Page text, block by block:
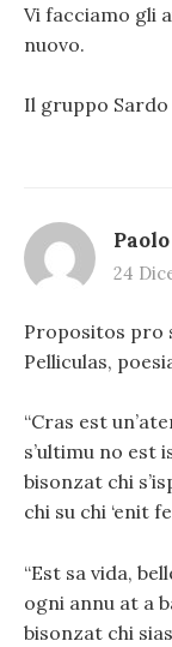
Vi facciamo gli
nuovo.
Il gruppo
24
Propositos pro
Pelliculas,
“Cras est
s’ultimu no est
bisonzat chi
chi su chi ‘enit
“Est sa vida,
ogni annu at a
bisonzat chi